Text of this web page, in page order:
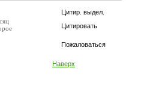
Цитир. выдел.
Цитировать
Пожаловаться
Наверх